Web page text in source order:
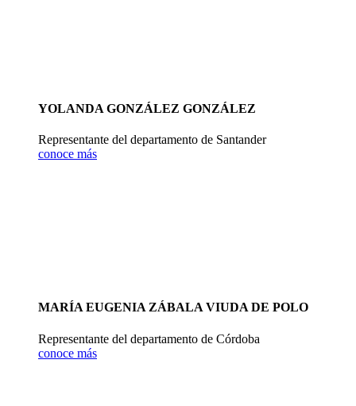
YOLANDA GONZÁLEZ GONZÁLEZ
Representante del departamento de Santander
conoce más
MARÍA EUGENIA ZÁBALA VIUDA DE POLO
Representante del departamento de Córdoba
conoce más